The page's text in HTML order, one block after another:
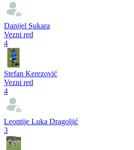
Danijel Sukara
Vezni red
4
Stefan Kerezović
Vezni red
4
Leontije Luka Dragoljić
3